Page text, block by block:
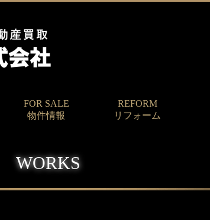
FOR SALE
物件情報
REFORM
リフォーム
WORKS